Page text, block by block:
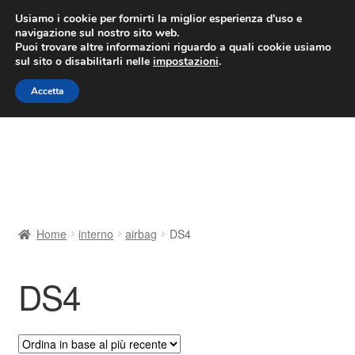
CONSEGNA da 7 EUR
Lun-Ven 9:00 - 16:00/800 580 290
Vai
alla
navigazione
Vai
al
contenuto
Contatto
Il mio account
Home interno airbag DS4
DS4
Usiamo i cookie per fornirti la miglior esperienza d'uso e
navigazione sul nostro sito web.
Puoi trovare altre informazioni riguardo a quali cookie usiamo
sul sito o disabilitarli nelle impostazioni.
Accetta